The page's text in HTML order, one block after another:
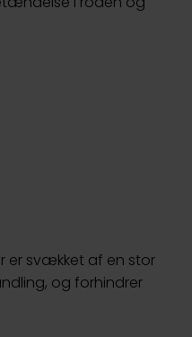
er svækket af en stor
og forhindrer